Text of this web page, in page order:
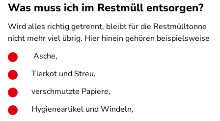
Was muss ich im Restmüll entsorgen?
Wird alles richtig getrennt, bleibt für die Restmülltonne
nicht mehr viel übrig. Hier hinein gehören beispielsweise
Asche,
Tierkot und Streu,
verschmutzte Papiere,
Hygieneartikel und Windeln,